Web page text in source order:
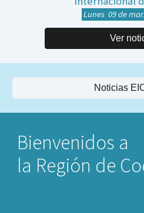
Lunes 09 de
Ver
Noticias
Bienvenidos a
la Región de